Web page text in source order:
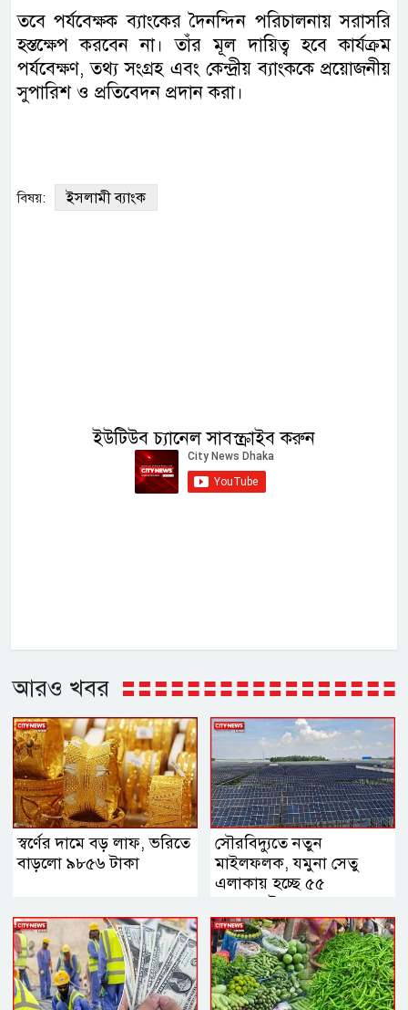
তবে পর্যবেক্ষক ব্যাংকের দৈনন্দিন পরিচালনায় সরাসরি
হস্তক্ষেপ করবেন না। তাঁর মূল দায়িত্ব হবে কার্যক্রম
পর্যবেক্ষণ, তথ্য সংগ্রহ এবং কেন্দ্রীয় ব্যাংককে প্রয়োজনীয়
সুপারিশ ও প্রতিবেদন প্রদান করা।
বিষয়: ইসলামী ব্যাংক
ইউটিউব চ্যানেল সাবস্ক্রাইব করুন
আরও খবর
স্বর্ণের দামে বড় লাফ, ভরিতে
বাড়লো ৯৮৫৬ টাকা
সৌরবিদ্যুতে নতুন
মাইলফলক, যমুনা সেতু
এলাকায় হচ্ছে ৫৫
মেগাওয়াট কেন্দ্র